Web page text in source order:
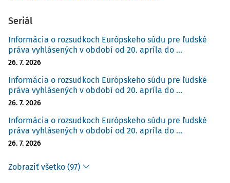
Seriál
Informácia o rozsudkoch Európskeho súdu pre ľudské
práva vyhlásených v období od 20. apríla do ...
26. 7. 2026
Informácia o rozsudkoch Európskeho súdu pre ľudské
práva vyhlásených v období od 20. apríla do ...
26. 7. 2026
Informácia o rozsudkoch Európskeho súdu pre ľudské
práva vyhlásených v období od 20. apríla do ...
26. 7. 2026
Zobraziť všetko (97)